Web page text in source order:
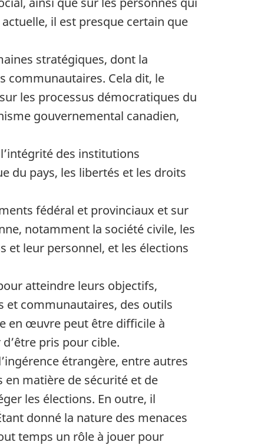
il est presque certain que
stratégiques, dont la
communautaires. Cela dit, le
les processus démocratiques du
gouvernemental canadien,
des institutions
du pays, les libertés et les droits
fédéral et provinciaux et sur
notamment la société civile, les
et leur personnel, et les élections
atteindre leurs objectifs,
et communautaires, des outils
en œuvre peut être difficile à
pris pour cible.
étrangère, entre autres
en matière de sécurité et de
les élections. En outre, il
donné la nature des menaces
temps un rôle à jouer pour